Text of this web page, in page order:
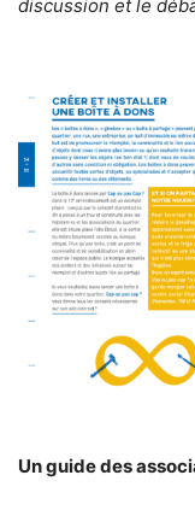
discussion et le
Un guide des